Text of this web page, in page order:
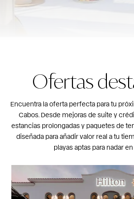
Ofertas
Encuentra la oferta perfecta para tu
Cabos. Desde mejoras de suite y
estancias prolongadas y paquetes de
diseñada para añadir valor real a tu
playas aptas para nadar